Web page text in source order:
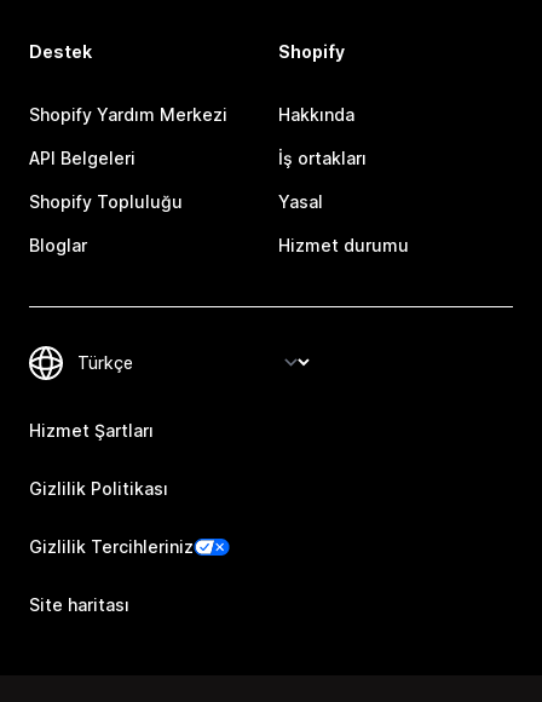
Destek
Shopify Yardım Merkezi
API Belgeleri
Shopify Topluluğu
Bloglar
Shopify
Hakkında
İş ortakları
Yasal
Hizmet durumu
Hizmet Şartları
Gizlilik Politikası
Gizlilik Tercihleriniz
Site haritası